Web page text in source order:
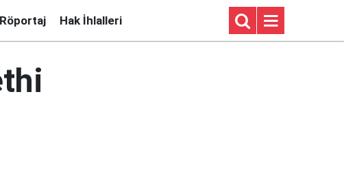
Röportaj Hak İhlalleri